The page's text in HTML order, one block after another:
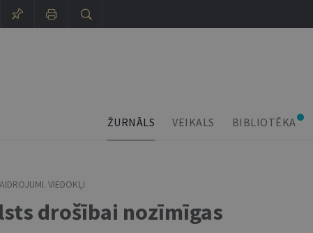
ŽURNĀLS VEIKALS BIBLIOTĒKA
VIEDOKĻI
drošībai nozīmīgas